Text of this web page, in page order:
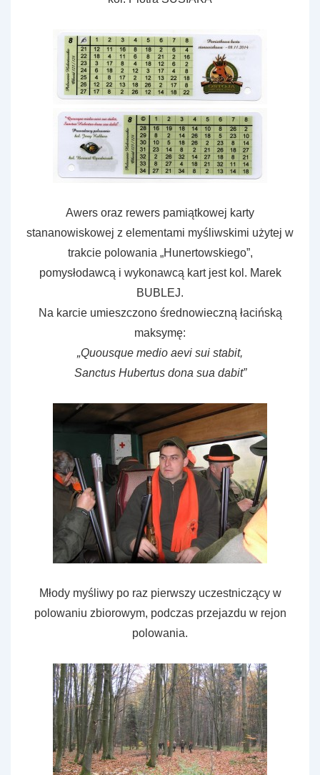
Awers oraz rewers pamiątkowej karty
stananowiskowej z elementami myśliwskimi użytej w
trakcie polowania „Hunertowskiego”,
pomysłodawcą i wykonawcą kart jest kol. Marek
BUBLEJ.
Na karcie umieszczono średnowieczną łacińską
maksymę:
„Quousque medio aevi sui stabit,
Sanctus Hubertus dona sua dabit”
Młody myśliwy po raz pierwszy uczestniczący w
polowaniu zbiorowym, podczas przejazdu w rejon
polowania.